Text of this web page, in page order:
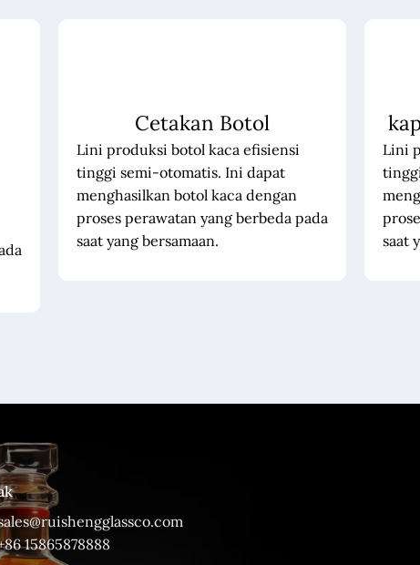
Cetakan Botol
Lini produksi botol kaca efisiensi
tinggi semi-otomatis. Ini dapat
menghasilkan botol kaca dengan
proses perawatan yang berbeda pada
saat yang bersamaan.
Lini
saat
15865878888